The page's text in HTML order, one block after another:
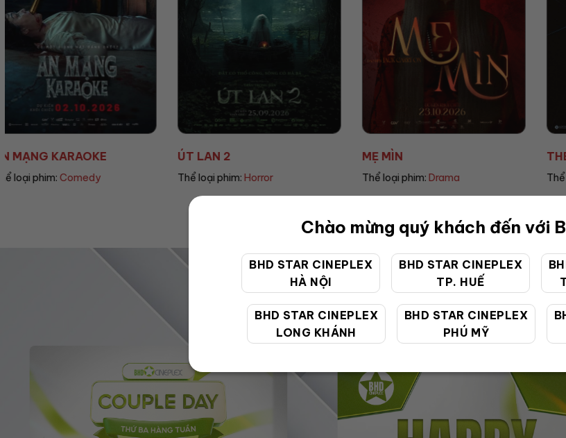
Chào mừng quý khách đến với
BHD STAR CINEPLEX
HÀ NỘI
BHD STAR CINEPLEX
TP. HUẾ
BHD STAR CINEPLEX
LONG KHÁNH
BHD STAR CINEPLEX
PHÚ MỸ
ÚT LAN 2
Thể loại phim:Horror
MẸ MÌN
Thể loại phim:Drama
THE EYES: ĐIỂM MÙ
Thể loại phim:Horror
ƯU ĐÃI ĐẶC BIỆT